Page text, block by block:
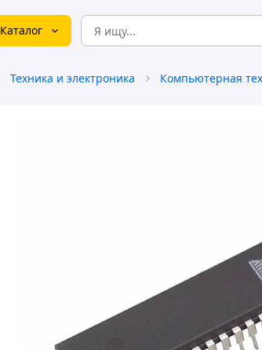
Каталог
Техника и электроника Компьютерная